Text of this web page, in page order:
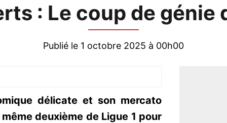
: Le coup de génie
Publié le 1 octobre 2025 à 00h00
délicate et son mercato
deuxième de Ligue 1 pour